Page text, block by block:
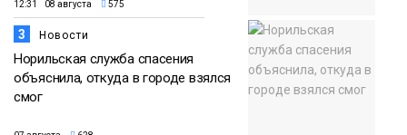
12:31 08 августа 575
3 Новости
Норильская служба спасения
объяснила, откуда в городе взялся
смог